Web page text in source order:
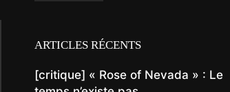
ARTICLES RÉCENTS
[critique] « Rose of Nevada » : Le